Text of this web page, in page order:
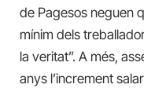
de Pagesos neguen
mínim dels
la veritat”. A més,
anys l’increment